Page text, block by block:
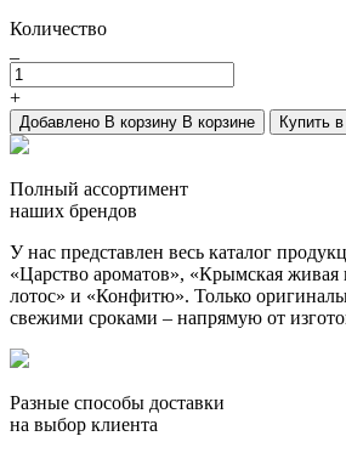
Количество
+
Добавлено В корзину В корзине Купить
Полный ассортимент
наших брендов
У нас представлен весь каталог
«Царство ароматов», «Крымская живая
лотос» и «Конфитю». Только
свежими сроками – напрямую от
Разные способы доставки
на выбор клиента